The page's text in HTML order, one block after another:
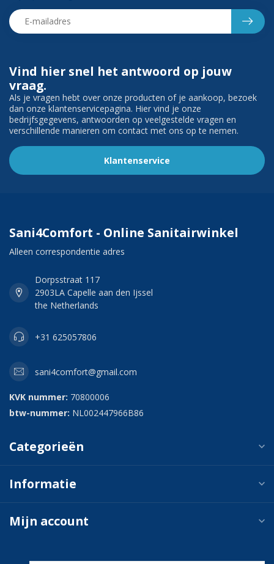
Vind hier snel het antwoord op jouw
vraag.
Als je vragen hebt over onze producten of je aankoop, bezoek
dan onze klantenservicepagina. Hier vind je onze
bedrijfsgegevens, antwoorden op veelgestelde vragen en
verschillende manieren om contact met ons op te nemen.
Klantenservice
Sani4Comfort - Online Sanitairwinkel
Alleen correspondentie adres
Dorpsstraat 117
2903LA Capelle aan den Ijssel
the Netherlands
+31 625057806
sani4comfort@gmail.com
KVK nummer: 70800006
btw-nummer: NL002447966B86
Categorieën
Informatie
Mijn account